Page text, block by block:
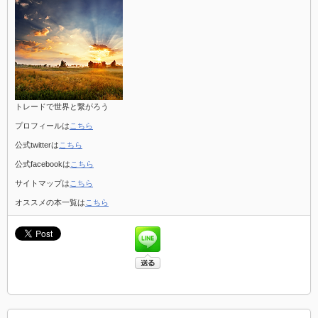
トレードで世界と繋がろう
プロフィールは こちら
公式twitterは こちら
公式facebookは こちら
サイトマップは こちら
オススメの本一覧は こちら